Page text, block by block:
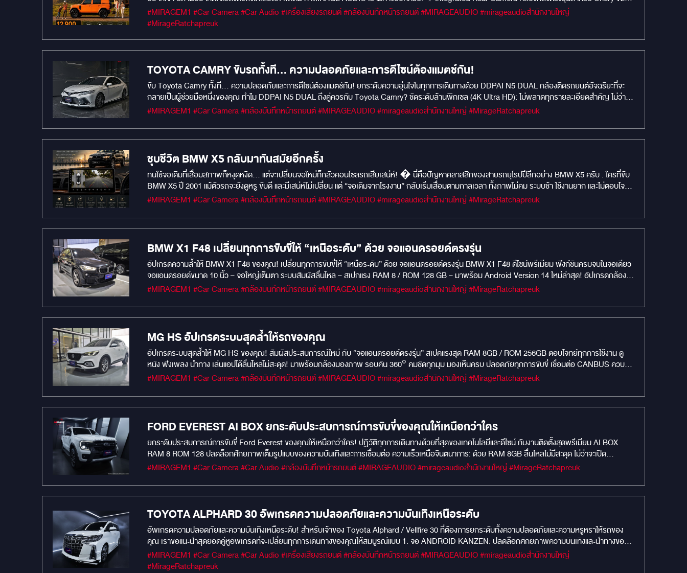
ออกแบบให้ติดตั้งแทนที่ไฟส่องป้ายทะเบียนเดิมอย่างลงตัว สวยเหมือนอุปกรณ์จากโรงงาน พร้อมใช้งานร่วมกับ E-Mirror ได้อย่างเต็มประสิทธิภาพ ✅ ภาพคมชัด
มองเห็นด้านหลังได้ต่อเนื่อง ✅ ติดตั้งแบบ Plug & Play ✅ ไม่เจาะ ไม่ตัด ไม่ดัดแปลงตัวรถ ✅ ไฟส่องป้ายทะเบียนทำงานครบ 100% ✅ คงสภาพรถเดิมและไม่
#MIRAGEM1 #Car Camera #Car Audio #เครื่องเสียงรถยนต์ #กล้องบันทึกหน้ารถยนต์ #MIRAGEAUDIO #mirageaudioสำนักงานใหญ่
#MirageRatchapreuk
TOYOTA CAMRY ขับรถทั้งที... ความปลอดภัยและการดีไซน์ต้องแมตช์กัน!
ขับ Toyota Camry ทั้งที... ความปลอดภัยและการดีไซน์ต้องแมตช์กัน! ยกระดับความอุ่นใจในทุกการเดินทางด้วย DDPAI N5 DUAL กล้องติดรถยนต์อัจฉริยะที่จะ
กลายเป็นผู้ช่วยมือหนึ่งของคุณ ทำไม DDPAI N5 DUAL ถึงคู่ควรกับ Toyota Camry? ชัดระดับล้านพิกเซล (4K Ultra HD): ไม่พลาดทุกรายละเอียดสำคัญ ไม่ว่าจะ
กลางวันหรือกลางคืน ทะเบียนคันหน้าชัดเจน มั่นใจได้ 100% กล้องคู่หน้า-หลัง (Dual Camera): ปกป้องรอบคัน ครอบคลุมทุกมุมอับสายตา บันทึกเหตุการณ์ได้ครบ
เสถียร และรวดเร็ว "เพราะรถหรูระดับผู้นำอย่าง Camry คู่ควรกับระบบความปลอดภัยที่ดีที่สุดเท่านั้น"
#MIRAGEM1 #Car Camera #กล้องบันทึกหน้ารถยนต์ #MIRAGEAUDIO #mirageaudioสำนักงานใหญ่ #MirageRatchapreuk
ชุบชีวิต BMW X5 กลับมาทันสมัยอีกครั้ง
ทนใช้จอเดิมที่เสื่อมสภาพก็หงุดหงิด… แต่จะเปลี่ยนจอใหม่ก็กลัวคอนโซลรถเสียเสน่ห์! � นี่คือปัญหาคลาสสิกของสายรถยุโรปปีลึกอย่าง BMW X5 ครับ . ใครที่ขับ
BMW X5 ปี 2001 แม้ตัวรถจะยังดูหรู ขับดี และมีเสน่ห์ไม่เปลี่ยน แต่ “จอเดิมจากโรงงาน” กลับเริ่มเสื่อมตามกาลเวลา ทั้งภาพไม่คม ระบบช้า ใช้งานยาก และไม่ตอบโจทย์
ไลฟ์สไตล์ การขับขี่ยุคนี้อีกต่อไป . หลายคนอาจสงสัยว่า "รถปี 2001... จะอัปเกรดเทคโนโลยีให้ล้ำสมัยแบบรถยุคนี้ได้จริงเหรอ?" ถ้าคุณกังวลว่าหากเปลี่ยนจอแล้วจะ
แบบ พรีเมี่ยมเนียนตา! . ที่ MIRAGE AUDIO เราเลือกใช้จอ Android ตรงรุ่น สเปก RAM 8 / ROM 256 พร้อมกล้อง 360 องศา ที่ออกแบบให้เข้ากับ BMW X5 โดย
เฉพาะ ทั้งความลื่น ความคมชัด และการเชื่อมต่อที่ตอบโจทย์การใช้งานยุคใหม่ โดยยังคงภาพลักษณ์เดิมของรถไว้ครบ . ทำไมไอเทมชุดนี้ถึงตอบโจทย์คนรักรถ BMW
X5? มาดูจากมุมของคนใช้จริงกันครับ 1. จอ Android ตรงรุ่น สเปกแรง ใช้งานลื่นเหมือนรถยุคใหม่ จุดเด่นของจอรุ่นนี้ ไม่ได้มีแค่ความสวย แต่คือ “ประสบการณ์ใช้
งาน” ที่ตอบโจทย์ทุกวันครับ ด้วยสเปก จอ Android RAM 8 / ROM 256 รองรับ Netflix, YouTube, Spotify, Google Maps, CarPlay และ Android Auto ใช้งาน
ลื่น โหลดไว ตอบโจทย์ทุกการขับขี่ครับ 2. กล้อง 360 องศา เพิ่มความมั่นใจทุกการจอด เปิดไฟเลี้ยวหรือเข้าเกียร์ถอย ภาพรอบคันจะแสดงทันที พร้อมมุมมอง Bird’s
Eye View และระบบหมุนดูรถแบบ 3D ช่วยลดมุมอับ จอดง่ายขึ้นมากครับ 3. อัปเกรดเทคโนโลยี โดยยังคงความคลาสสิกของรถ งานติดตั้งเนียนตรงรุ่น เข้ากับคอนโซล
เดิมเหมือนออกจากโรงงาน เพิ่มความทันสมัยโดยไม่เสียเสน่ห์ของ BMW X5 เดิมครับ ที่ MIRAGE AUDIO เราเข้าใจว่า “รถยุโรปคลาสสิก” ไม่ใช่แค่รถ… แต่มันคือ
ของ BMW X5 เอาไว้ให้มากที่สุด หากจอเดิมเริ่มไม่ตอบโจทย์…ลองเข้ามาสัมผัสการใช้งานจริง พร้อมให้ทีมงาน MIRAGE AUDIO แนะนำชุดที่เหมาะกับรถของคุณ
ครับ
#MIRAGEM1 #Car Camera #กล้องบันทึกหน้ารถยนต์ #MIRAGEAUDIO #mirageaudioสำนักงานใหญ่ #MirageRatchapreuk
BMW X1 F48 เปลี่ยนทุกการขับขี่ให้ “เหนือระดับ” ด้วย จอแอนดรอยด์ตรงรุ่น
อัปเกรดความล้ำให้ BMW X1 F48 ของคุณ! เปลี่ยนทุกการขับขี่ให้ “เหนือระดับ” ด้วย จอแอนดรอยด์ตรงรุ่น BMW X1 F48 ดีไซน์พรีเมียม ฟังก์ชันครบจบในจอเดียว
จอแอนดรอยด์ขนาด 10 นิ้ว – จอใหญ่เต็มตา ระบบสัมผัสลื่นไหล – สเปกแรง RAM 8 / ROM 128 GB – มาพร้อม Android Version 14 ใหม่ล่าสุด! อัปเกรดกล้อง
มองหลังระบบ AHD – ภาพคมชัดระดับ Full HD – มองเห็นได้ชัดทั้งกลางวันและกลางคืน รองรับ Apple CarPlay / Android Auto แบบไร้สาย – เชื่อมต่อสมาร์ตโฟน
และระบบเดิมของรถได้ครบ
#MIRAGEM1 #Car Camera #กล้องบันทึกหน้ารถยนต์ #MIRAGEAUDIO #mirageaudioสำนักงานใหญ่ #MirageRatchapreuk
MG HS อัปเกรดระบบสุดล้ำให้รถของคุณ
อัปเกรดระบบสุดล้ำให้ MG HS ของคุณ! สัมผัสประสบการณ์ใหม่ กับ “จอแอนดรอยด์ตรงรุ่น” สเปคแรงสุด RAM 8GB / ROM 256GB ตอบโจทย์ทุกการใช้งาน ดู
หนัง ฟังเพลง นำทาง เล่นแอปได้ลื่นไหลไม่สะดุด! มาพร้อมกล้องมองภาพ รอบคัน 360° คมชัดทุกมุม มองเห็นครบ ปลอดภัยทุกการขับขี่ เชื่อมต่อ CANBUS ควบคุม
ได้ครบทุกฟังก์ชันจากพวงมาลัย เหมือนจอเดิมจากโรงงาน
#MIRAGEM1 #Car Camera #กล้องบันทึกหน้ารถยนต์ #MIRAGEAUDIO #mirageaudioสำนักงานใหญ่ #MirageRatchapreuk
FORD EVEREST AI BOX ยกระดับประสบการณ์การขับขี่ของคุณให้เหนือกว่าใคร
ยกระดับประสบการณ์การขับขี่ Ford Everest ของคุณให้เหนือกว่าใคร! ปฏิวัติทุกการเดินทางด้วยที่สุดของเทคโนโลยีและดีไซน์ กับงานติดตั้งสุดพรีเมียม AI BOX
RAM 8 ROM 128 ปลดล็อกศักยภาพเต็มรูปแบบของความบันเทิงและการเชื่อมต่อ ความเร็วเหนือจินตนาการ: ด้วย RAM 8GB ลื่นไหลไม่มีสะดุด ไม่ว่าจะเปิด
แอปพลิเคชันกี่ตัว พื้นที่จัดเก็บจุใจ: ROM 128GB ให้คุณดาวน์โหลดแอปโปรด, เพลง, และวิดีโอได้ไม่อั้น โลกทั้งใบในมือคุณ: เปลี่ยนหน้าจอเดิมๆ ของ Ford Everest ให้
และ Android Auto แบบไร้สาย สั่งงานด้วยเสียง: ควบคุมฟังก์ชันต่างๆ ได้ง่ายๆ ด้วยคำสั่งเสียง ให้คุณไม่พลาดทุกสายตาบนท้องถนน กล้องบันทึก DDPAI Z40
เพื่อนร่วมทางที่พร้อมปกป้องทุกเส้นทางของคุณ คมชัดทุกรายละเอียด: บันทึกภาพความละเอียดสูง ทั้งกลางวันและกลางคืน ด้วยเทคโนโลยีภาพที่เหนือกว่า ปลอดภัย
ไร้กังวล: พร้อมเป็นพยานปากสำคัญในทุกเหตุการณ์ไม่คาดฝัน ด้วยระบบบันทึกแบบวนซ้ำและ G-sensor เชื่อมต่อสมาร์ทโฟน: ดูภาพย้อนหลัง ดาวน์โหลด หรือแชร์
วิดีโอได้อย่างง่ายดายผ่านแอปพลิเคชัน ดีไซน์กลมกลืน: ขนาดกะทัดรัด ไม่บดบังทัศนวิสัย ติดตั้งได้อย่างลงตัวกับ Ford Everest ของคุณ อย่ารอช้า! สัมผัส
ประสบการณ์การขับขี่แห่งอนาคตก่อนใครได้แล้ววันนี้!
#MIRAGEM1 #Car Camera #Car Audio #กล้องบันทึกหน้ารถยนต์ #MIRAGEAUDIO #mirageaudioสำนักงานใหญ่ #MirageRatchapreuk
TOYOTA ALPHARD 30 อัพเกรดความปลอดภัยและความบันเทิงเหนือระดับ
อัพเกรดความปลอดภัยและความบันเทิงเหนือระดับ! สำหรับเจ้าของ Toyota Alphard / Vellfire 30 ที่ต้องการยกระดับทั้งความปลอดภัยและความหรูหราให้รถของ
คุณ เราขอแนะนำสุดยอดคู่หูอัพเกรดที่จะเปลี่ยนทุกการเดินทางของคุณให้สมบูรณ์แบบ 1. จอ ANDROID KANZEN: ปลดล็อกศักยภาพความบันเทิงและนำทางของ
รถคุณให้เหนือกว่าเดิม ด้วย จอ Android KANZEN ที่ออกแบบมาเพื่อ Alphard 30 โดยเฉพาะ! พลังแรงไม่สะดุด: ด้วย RAM 8GB / ROM 256GB และ CPU 8-
Core ความเร็ว 2.7GHz ทำให้การสลับแอปพลิเคชันและการใช้งานลื่นไหลทันใจ ไม่มีคำว่าหน่วง ภาพคมชัดระดับ 2K: เพลิดเพลินกับภาพและวิดีโอระดับ QLED 2K
#MIRAGEM1 #Car Camera #Car Audio #เครื่องเสียงรถยนต์ #กล้องบันทึกหน้ารถยนต์ #MIRAGEAUDIO #mirageaudioสำนักงานใหญ่
#MirageRatchapreuk